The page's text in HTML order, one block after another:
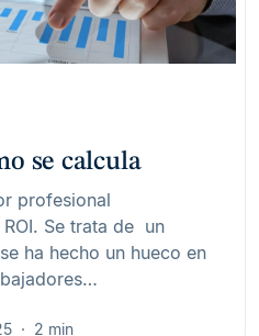
se calcula
profesional
Se trata de un
ha hecho un hueco en
2 min